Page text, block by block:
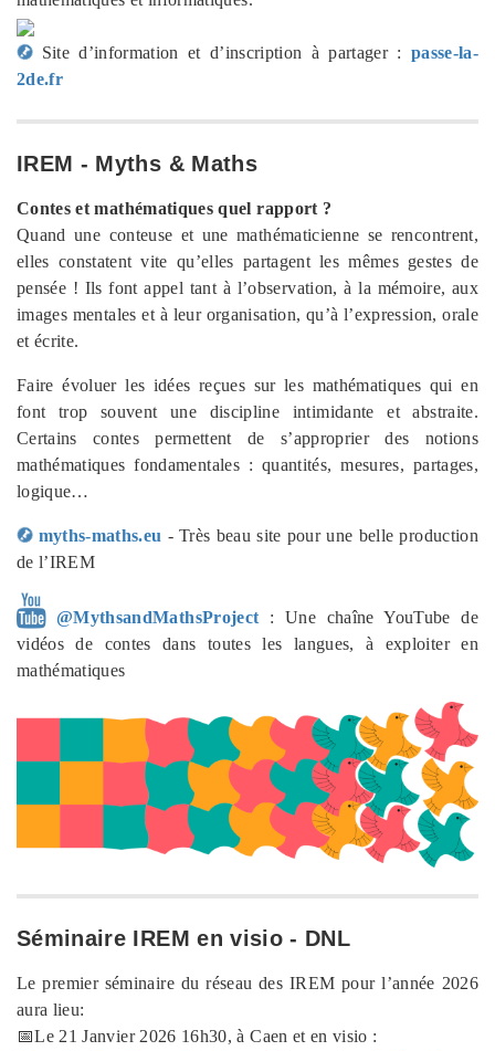
Site d’information et d’inscription à partager : passe-la-
2de.fr
IREM - Myths & Maths
Contes et mathématiques quel rapport ?
Quand une conteuse et une mathématicienne se rencontrent,
elles constatent vite qu’elles partagent les mêmes gestes de
pensée ! Ils font appel tant à l’observation, à la mémoire, aux
images mentales et à leur organisation, qu’à l’expression, orale
et écrite.
Faire évoluer les idées reçues sur les mathématiques qui en
font trop souvent une discipline intimidante et abstraite.
Certains contes permettent de s’approprier des notions
mathématiques fondamentales : quantités, mesures, partages,
logique…
myths-maths.eu - Très beau site pour une belle production
de l’IREM
@MythsandMathsProject : Une chaîne YouTube de
vidéos de contes dans toutes les langues, à exploiter en
mathématiques
Séminaire IREM en visio - DNL
Le premier séminaire du réseau des IREM pour l’année 2026
aura lieu:
📅Le 21 Janvier 2026 16h30, à Caen et en visio :